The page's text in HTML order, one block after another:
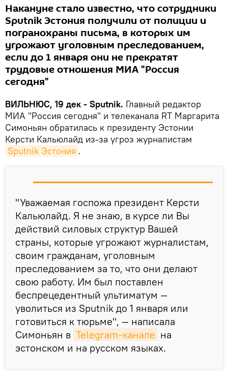
Накануне стало известно, что сотрудники
Sputnik Эстония получили от полиции и
погранохраны письма, в которых им
угрожают уголовным преследованием,
если до 1 января они не прекратят
трудовые отношения МИА "Россия
сегодня"
ВИЛЬНЮС, 19 дек - Sputnik. Главный редактор
МИА "Россия сегодня" и телеканала RT Маргарита
Симоньян обратилась к президенту Эстонии
Керсти Кальюлайд из-за угроз журналистам
Sputnik Эстония .
"Уважаемая госпожа президент Керсти
Кальюлайд. Я не знаю, в курсе ли Вы
действий силовых структур Вашей
страны, которые угрожают журналистам,
своим гражданам, уголовным
преследованием за то, что они делают
свою работу. Им был поставлен
беспрецедентный ультиматум —
уволиться из Sputnik до 1 января или
готовиться к тюрьме", — написала
Симоньян в Telegram-канале на
эстонском и на русском языках.